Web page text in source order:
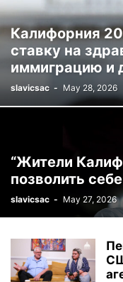
Калифорния
ставку на
иммиграцию и
slavicsac - May 28, 2026
“Жители
позволить
slavicsac - May 27, 2026